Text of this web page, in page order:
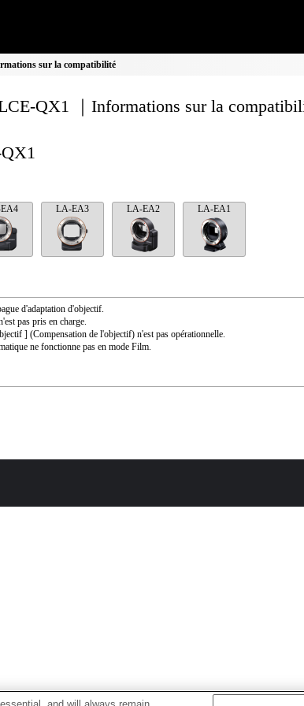
sur la compatibilité
QX1 ｜Informations sur la
LA-EA3 LA-EA2 LA-EA1
d'adaptation d'objectif.
pas pris en charge.
] (Compensation de l'objectif) n'est pas opérationnelle.
ne fonctionne pas en mode Film.